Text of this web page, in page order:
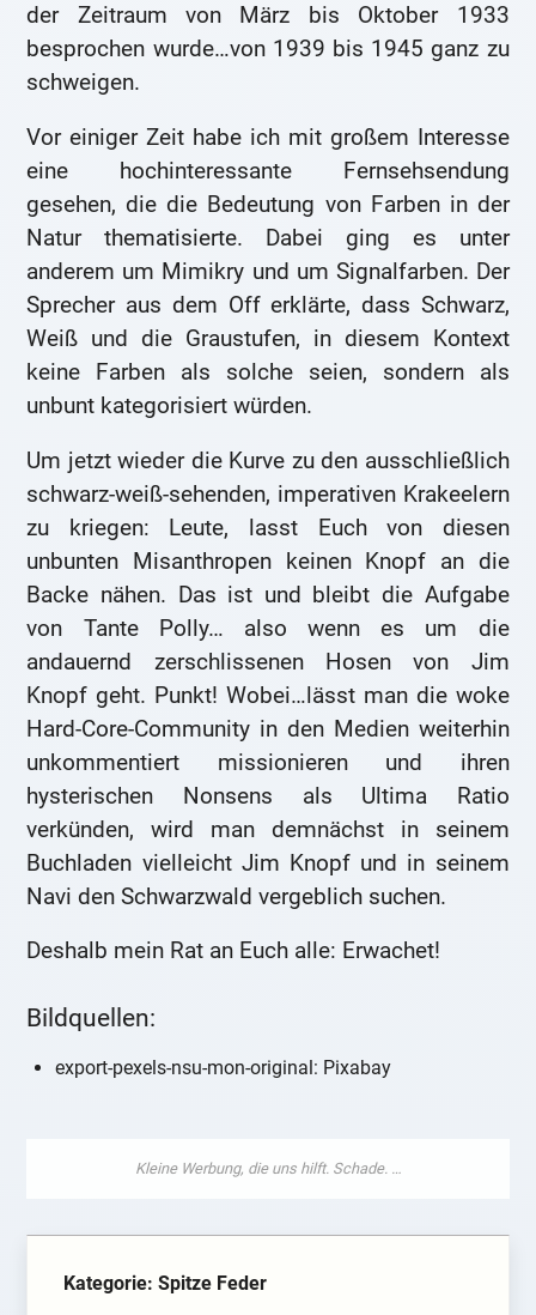
der Zeitraum von März bis Oktober 1933
besprochen wurde…von 1939 bis 1945 ganz zu
schweigen.
Vor einiger Zeit habe ich mit großem Interesse
eine hochinteressante Fernsehsendung
gesehen, die die Bedeutung von Farben in der
Natur thematisierte. Dabei ging es unter
anderem um Mimikry und um Signalfarben. Der
Sprecher aus dem Off erklärte, dass Schwarz,
Weiß und die Graustufen, in diesem Kontext
keine Farben als solche seien, sondern als
unbunt kategorisiert würden.
Um jetzt wieder die Kurve zu den ausschließlich
schwarz-weiß-sehenden, imperativen Krakeelern
zu kriegen: Leute, lasst Euch von diesen
unbunten Misanthropen keinen Knopf an die
Backe nähen. Das ist und bleibt die Aufgabe
von Tante Polly… also wenn es um die
andauernd zerschlissenen Hosen von Jim
Knopf geht. Punkt! Wobei…lässt man die woke
Hard-Core-Community in den Medien weiterhin
unkommentiert missionieren und ihren
hysterischen Nonsens als Ultima Ratio
verkünden, wird man demnächst in seinem
Buchladen vielleicht Jim Knopf und in seinem
Navi den Schwarzwald vergeblich suchen.
Deshalb mein Rat an Euch alle: Erwachet!
Bildquellen:
export-pexels-nsu-mon-original: Pixabay
Kategorie: Spitze Feder